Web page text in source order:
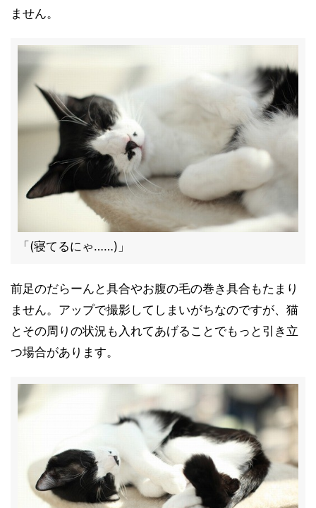
ません。
「(寝てるにゃ……)」
前足のだらーんと具合やお腹の毛の巻き具合もたまり
ません。アップで撮影してしまいがちなのですが、猫
とその周りの状況も入れてあげることでもっと引き立
つ場合があります。